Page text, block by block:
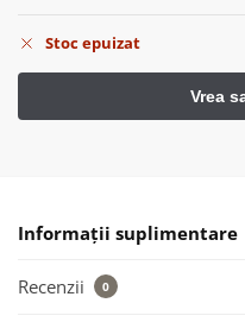
Stoc epuizat
Informații suplimentare
Recenzii 0